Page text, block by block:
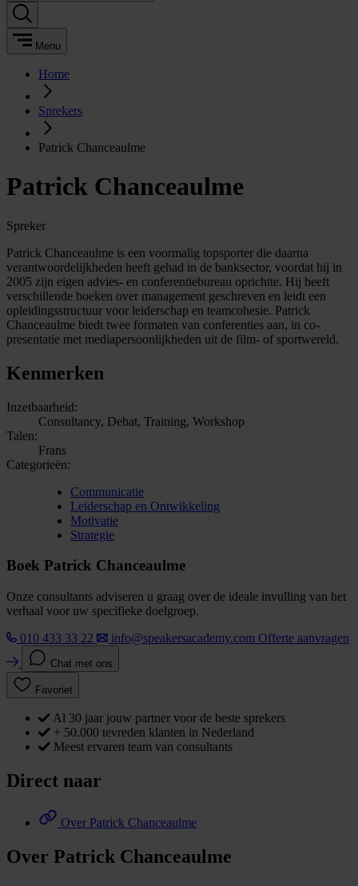
Menu
Home
Sprekers
Patrick Chanceaulme
Patrick Chanceaulme
Spreker
Patrick Chanceaulme is een voormalig topsporter die daarna
verantwoordelijkheden heeft gehad in de banksector, voordat hij in
2005 zijn eigen advies- en conferentiebureau oprichtte. Hij heeft
verschillende boeken over management geschreven en leidt een
opleidingsstructuur voor leiderschap en teamcohesie. Patrick
Chanceaulme biedt twee formaten van conferenties aan, in co-
presentatie met mediapersoonlijkheden uit de film- of sportwereld.
Kenmerken
Inzetbaarheid:
Consultancy, Debat, Training, Workshop
Talen:
Frans
Categorieën:
Communicatie
Leiderschap en Ontwikkeling
Motivatie
Strategie
Boek Patrick Chanceaulme
Onze consultants adviseren u graag over de ideale invulling van het
verhaal voor uw specifieke doelgroep.
010 433 33 22
info@speakersacademy.com Offerte aanvragen
Chat met ons
Favoriet
Al 30 jaar jouw partner voor de beste sprekers
+ 50.000 tevreden klanten in Nederland
Meest ervaren team van consultants
Direct naar
Over Patrick Chanceaulme
Over Patrick Chanceaulme